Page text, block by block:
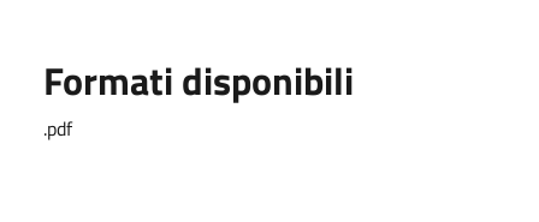
Formati disponibili
.pdf